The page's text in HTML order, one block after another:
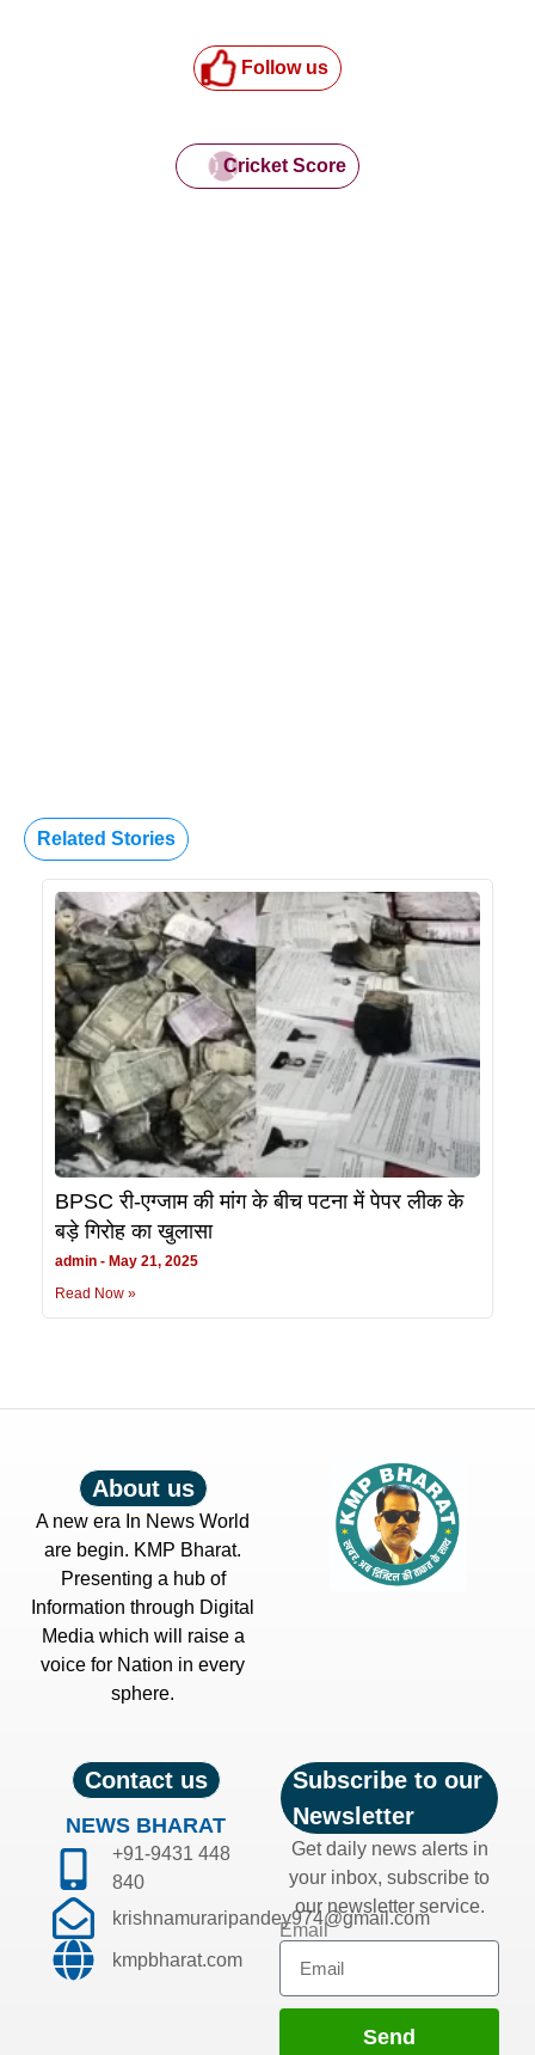
Follow us
Cricket Score
Related Stories
BPSC री-एग्जाम की मांग के बीच पटना में पेपर लीक के
बड़े गिरोह का खुलासा
admin
May 21, 2025
Read Now »
About us
A new era In News World
are begin. KMP Bharat.
Presenting a hub of
Information through Digital
Media which will raise a
voice for Nation in every
sphere.
Contact us
NEWS BHARAT
+91-9431 448
840
krishnamuraripandey974@gmail.com
kmpbharat.com
Subscribe to our
Newsletter
Get daily news alerts in
your inbox, subscribe to
our newsletter service.
Email
Send